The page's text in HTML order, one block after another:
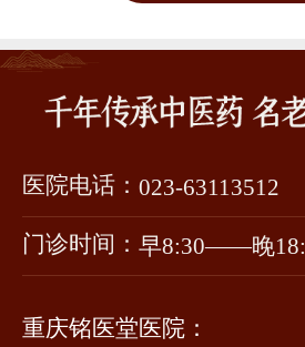
医院电话： 023-63113512
门诊时间： 早8:30——晚
重庆铭医堂医院：